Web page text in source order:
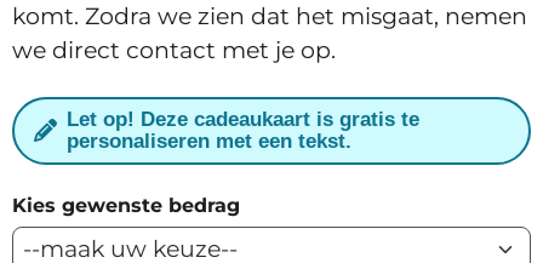
komt. Zodra we zien dat het misgaat, nemen
we direct contact met je op.
Let op! Deze cadeaukaart is gratis te
personaliseren met een tekst.
Kies gewenste bedrag